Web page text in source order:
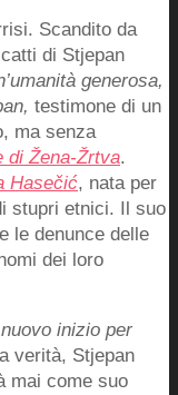
Scandito da
di Stjepan
generosa,
testimone di un
ma senza
di Žena-Žrtva.
Hasečić, nata per
stupri etnici. Il suo
le denunce delle
dei loro
inizio per
verità, Stjepan
mai come suo